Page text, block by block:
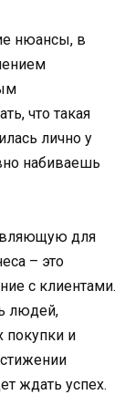
нюансы, в
что такая
лично у
набиваешь
для
– это
с клиентами.
людей,
покупки и
ждать успех.